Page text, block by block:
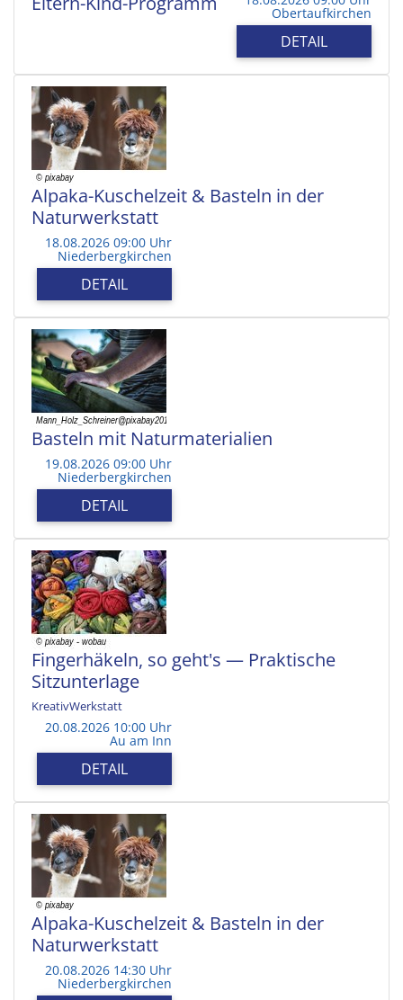
Obertaufkirchen
DETAIL
Alpaka-Kuschelzeit & Basteln in der
Naturwerkstatt
18.08.2026 09:00 Uhr
Niederbergkirchen
DETAIL
Basteln mit Naturmaterialien
19.08.2026 09:00 Uhr
Niederbergkirchen
DETAIL
Fingerhäkeln, so geht's — Praktische
Sitzunterlage
KreativWerkstatt
20.08.2026 10:00 Uhr
Au am Inn
DETAIL
Alpaka-Kuschelzeit & Basteln in der
Naturwerkstatt
20.08.2026 14:30 Uhr
Niederbergkirchen